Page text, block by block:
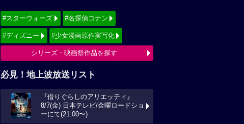
#スターウォーズ #名探偵コナン
#ディズニー #少女漫画原作実写化
シリーズ・映画祭作品を探す
必見！地上波放送リスト
『借りぐらしのアリエッティ』
8/7(金) 日本テレビ/金曜ロードショ
ーにて(21:00〜)